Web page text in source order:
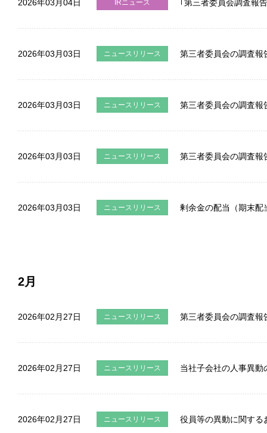
2026年03月04日 IRニュース ｢第三者委員会調査報
2026年03月03日 ニュースリリース 第三者委員会の調査報
2026年03月03日 ニュースリリース 第三者委員会の調査報
2026年03月03日 ニュースリリース 第三者委員会の調査報
2026年03月03日 ニュースリリース 剰余金の配当（期末配
2月
2026年02月27日 ニュースリリース 第三者委員会の調査報
2026年02月27日 ニュースリリース 当社子会社の人事異
2026年02月27日 ニュースリリース 役員等の異動に関する